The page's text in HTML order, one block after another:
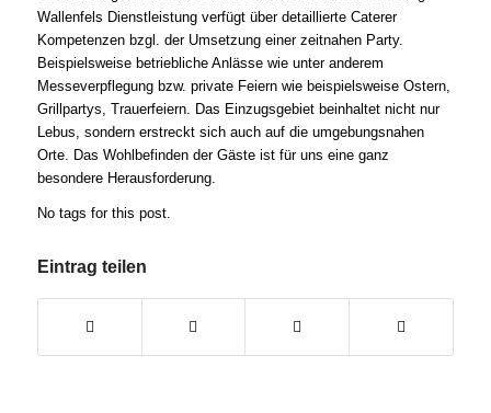
Wallenfels Dienstleistung verfügt über detaillierte Caterer
Kompetenzen bzgl. der Umsetzung einer zeitnahen Party.
Beispielsweise betriebliche Anlässe wie unter anderem
Messeverpflegung bzw. private Feiern wie beispielsweise Ostern,
Grillpartys, Trauerfeiern. Das Einzugsgebiet beinhaltet nicht nur
Lebus, sondern erstreckt sich auch auf die umgebungsnahen
Orte. Das Wohlbefinden der Gäste ist für uns eine ganz
besondere Herausforderung.
No tags for this post.
Eintrag teilen